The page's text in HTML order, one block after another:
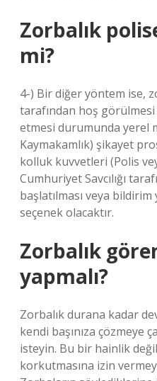
Zorbalık
mi?
4-) Bir diğer yöntem ise,
tarafından hoş görülmesi
etmesi durumunda yerel
Kaymakamlık) şikayet
kolluk kuvvetleri (Polis
Cumhuriyet Savcılığı
başlatılması veya bildirim
seçenek olacaktır.
Zorbalık
yapmalı?
Zorbalık durana kadar
kendi başınıza çözmeye
isteyin. Bu bir hainlik
korkutmasına izin